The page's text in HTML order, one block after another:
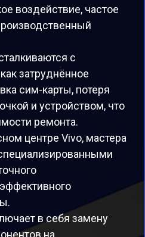
воздействие, частое
с
затруднённое
сим-карты, потеря
и устройством, что
ремонта.
центре Vivo, мастера
в себя замену
на